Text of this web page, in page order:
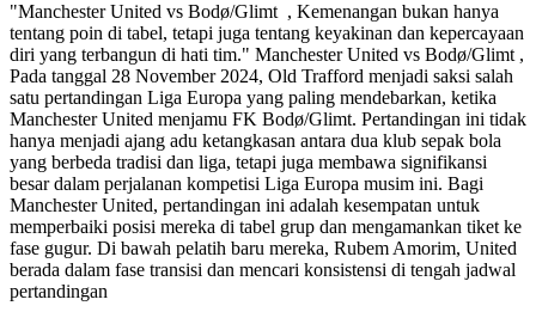
"Manchester United vs Bodø/Glimt , Kemenangan bukan hanya
tentang poin di tabel, tetapi juga tentang keyakinan dan kepercayaan
diri yang terbangun di hati tim." Manchester United vs Bodø/Glimt ,
Pada tanggal 28 November 2024, Old Trafford menjadi saksi salah
satu pertandingan Liga Europa yang paling mendebarkan, ketika
Manchester United menjamu FK Bodø/Glimt. Pertandingan ini tidak
hanya menjadi ajang adu ketangkasan antara dua klub sepak bola
yang berbeda tradisi dan liga, tetapi juga membawa signifikansi
besar dalam perjalanan kompetisi Liga Europa musim ini. Bagi
Manchester United, pertandingan ini adalah kesempatan untuk
memperbaiki posisi mereka di tabel grup dan mengamankan tiket ke
fase gugur. Di bawah pelatih baru mereka, Rubem Amorim, United
berada dalam fase transisi dan mencari konsistensi di tengah jadwal
pertandingan